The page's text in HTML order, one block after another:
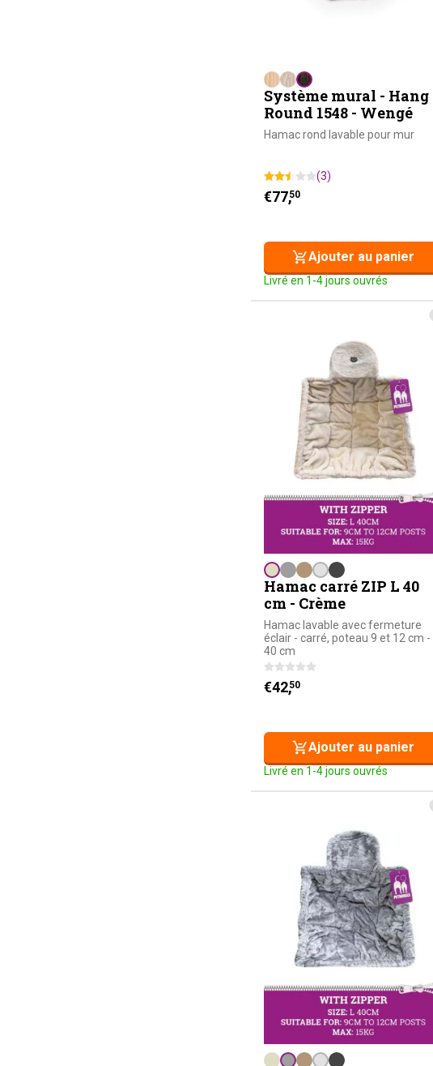
Système mural - Hang
Round 1548 - Wengé
Hamac rond lavable pour mur
(3)
€77,50
Livré en 1-4 jours ouvrés
Ajouter au panier
Hamac carré ZIP L 40
cm - Crème
Hamac lavable avec fermeture
éclair - carré, poteau 9 et 12 cm -
40 cm
€42,50
Livré en 1-4 jours ouvrés
Ajouter au panier